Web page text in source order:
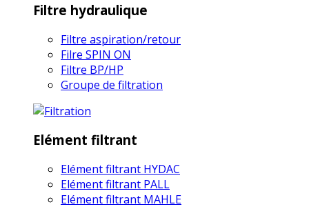
Filtre hydraulique
Filtre aspiration/retour
Filre SPIN ON
Filtre BP/HP
Groupe de filtration
Elément filtrant
Elément filtrant HYDAC
Elément filtrant PALL
Elément filtrant MAHLE